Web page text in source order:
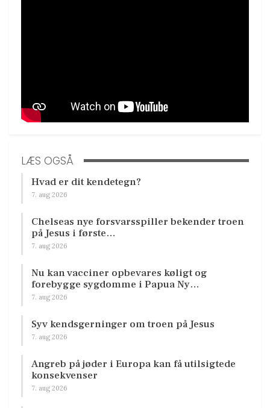
LÆS OGSÅ
Hvad er dit kendetegn?
7. aug 2026
Chelseas nye forsvarsspiller bekender troen
på Jesus i første…
7. aug 2026
Nu kan vacciner opbevares køligt og
forebygge sygdomme i Papua Ny…
7. aug 2026
Syv kendsgerninger om troen på Jesus
7. aug 2026
Angreb på jøder i Europa kan få utilsigtede
konsekvenser
7. aug 2026